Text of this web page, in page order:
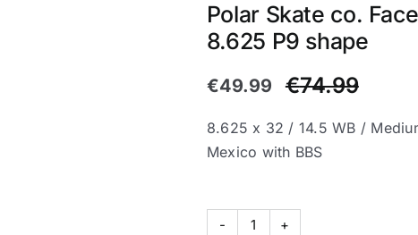
Polar Skate co.
8.625 P9 shape
€74.99
€49.99
8.625 x 32 / 14.5 WB /
Mexico with BBS